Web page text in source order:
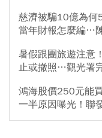
慈濟被騙10億為何
當年財報怎麼編…
暑假跟團旅遊注意
止或撤照…觀光署
鴻海股價250元能
一半原因曝光！聯